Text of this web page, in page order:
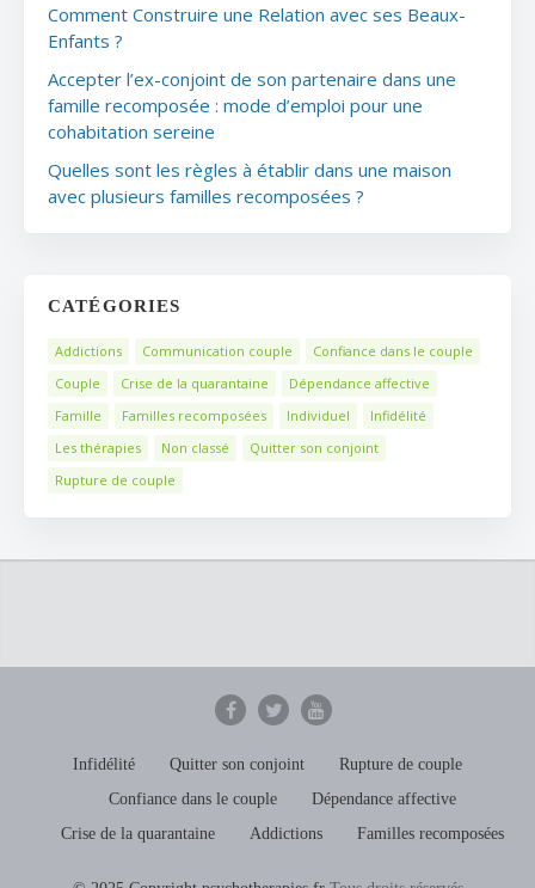
Comment Construire une Relation avec ses Beaux-
Enfants ?
Accepter l’ex-conjoint de son partenaire dans une
famille recomposée : mode d’emploi pour une
cohabitation sereine
Quelles sont les règles à établir dans une maison
avec plusieurs familles recomposées ?
CATÉGORIES
Addictions Communication couple
Confiance dans le couple
Couple
Crise de la quarantaine
Dépendance affective
Famille
Familles recomposées Individuel
Infidélité
Les thérapies
Non classé
Quitter son conjoint
Rupture de couple
Infidélité Quitter son conjoint
Rupture de couple
Confiance dans le couple
Dépendance affective
Crise de la quarantaine
Addictions Familles recomposées